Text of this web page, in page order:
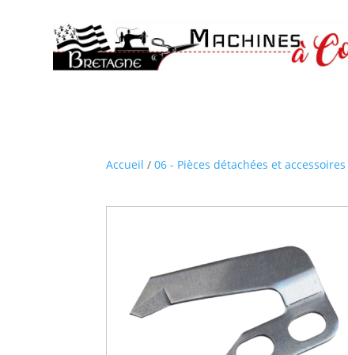
Accueil /06 - Pièces détachées et accessoires